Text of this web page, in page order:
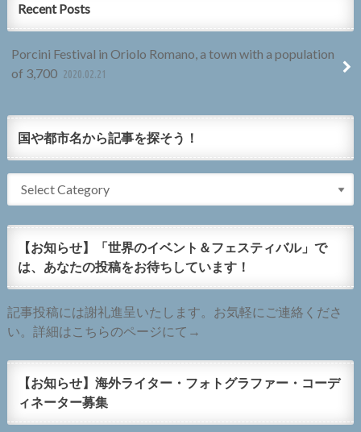
Recent Posts
Porcini Festival in Oriolo Romano, a town with a population
of 3,700 2020.02.21
国や都市名から記事を探そう！
【お知らせ】「世界のイベント＆フェスティバル」で
は、あなたの投稿をお待ちしています！
記事投稿には謝礼進呈いたします。お気軽にご連絡くださ
い。詳細はこちらのページにて→
【お知らせ】海外ライター・フォトグラファー・コーデ
ィネーター募集